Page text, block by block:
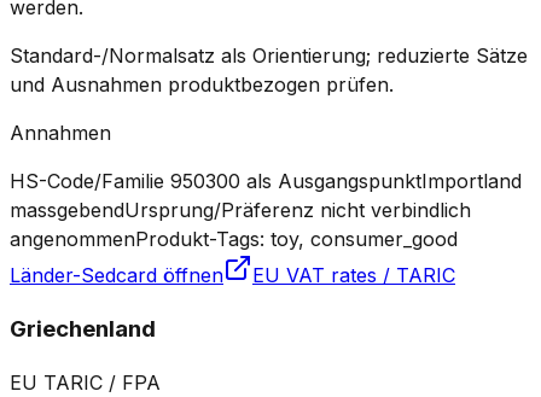
werden.
Standard-/Normalsatz als Orientierung; reduzierte Sätze
und Ausnahmen produktbezogen prüfen.
Annahmen
HS-Code/Familie 950300 als AusgangspunktImportland
massgebendUrsprung/Präferenz nicht verbindlich
angenommenProdukt-Tags: toy, consumer_good
Länder-Sedcard öffnen
EU VAT rates / TARIC
Griechenland
EU TARIC / FPA